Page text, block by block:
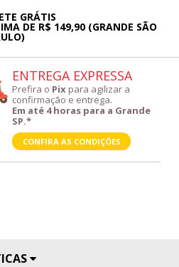
GRÁTIS
DE R$ 149,90 (GRANDE SÃO
ENTREGA EXPRESSA
Prefira o Pix para agilizar a
confirmação e entrega.
Em até 4 horas para a Grande
SP.*
CONFIRA AS CONDIÇÕES